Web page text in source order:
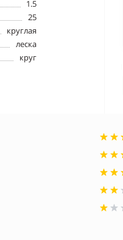
1.5
25
круглая
леска
круг